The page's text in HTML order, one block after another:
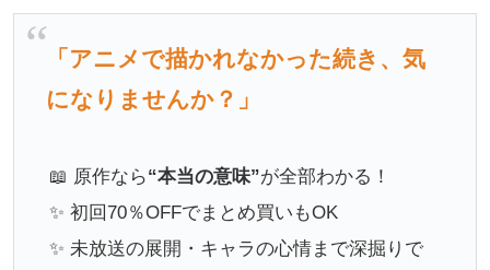
「アニメで描かれなかった続き、気
になりませんか？」
📖 原作なら“本当の意味”が全部わかる！
✨ 初回70％OFFでまとめ買いもOK
✨ 未放送の展開・キャラの心情まで深掘りで